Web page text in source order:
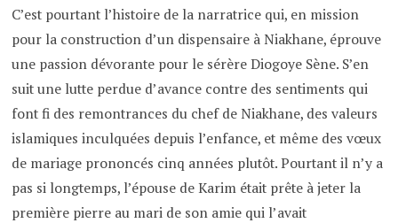
C’est pourtant l’histoire de la narratrice qui, en mission
pour la construction d’un dispensaire à Niakhane, éprouve
une passion dévorante pour le sérère Diogoye Sène. S’en
suit une lutte perdue d’avance contre des sentiments qui
font fi des remontrances du chef de Niakhane, des valeurs
islamiques inculquées depuis l’enfance, et même des vœux
de mariage prononcés cinq années plutôt. Pourtant il n’y a
pas si longtemps, l’épouse de Karim était prête à jeter la
première pierre au mari de son amie qui l’avait